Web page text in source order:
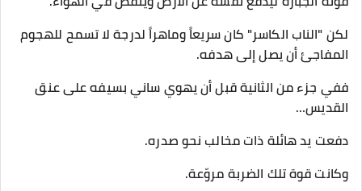
لكن "الناب الكاسر" كان سريعاً وماهراً لدرجة لا تسمح للهجوم
المفاجئ أن يصل إلى هدفه.
ففي جزء من الثانية قبل أن يهوي ساني بسيفه على عنق
القديس…
دفعت يد هائلة ذات مخالب نحو صدره.
وكانت قوة تلك الضربة مروّعة.